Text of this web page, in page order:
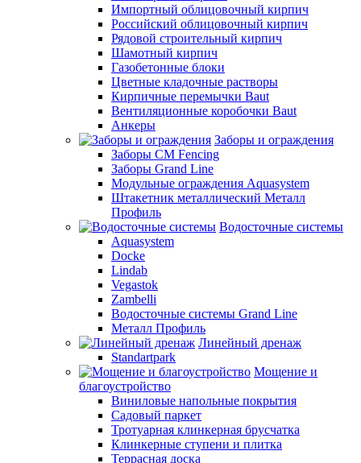
Импортный облицовочный кирпич
Российский облицовочный кирпич
Рядовой строительный кирпич
Шамотный кирпич
Газобетонные блоки
Цветные кладочные растворы
Кирпичные перемычки Baut
Вентиляционные коробочки Baut
Анкеры
Заборы и ограждения
Заборы CM Fencing
Заборы Grand Line
Модульные ограждения Aquasystem
Штакетник металлический Металл
Профиль
Водосточные системы
Aquasystem
Docke
Lindab
Vegastok
Zambelli
Водосточные системы Grand Line
Металл Профиль
Линейный дренаж
Standartpark
Мощение и
благоустройство
Виниловые напольные покрытия
Садовый паркет
Тротуарная клинкерная брусчатка
Клинкерные ступени и плитка
Террасная доска